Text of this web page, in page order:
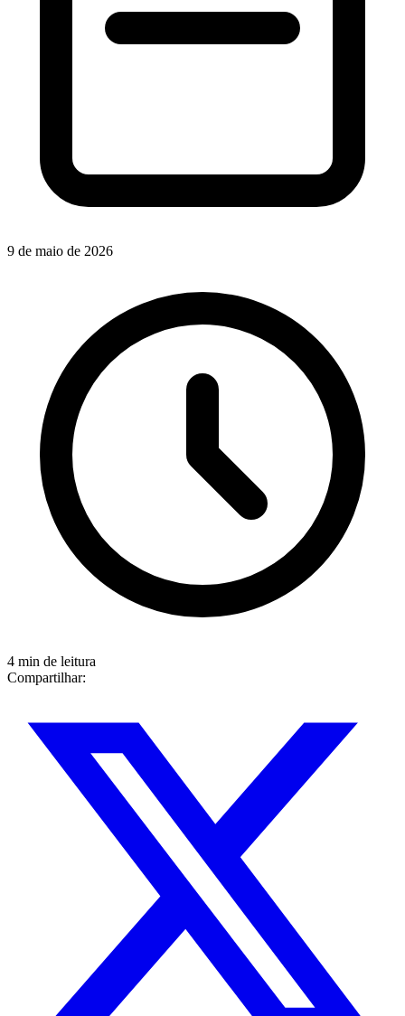
9 de maio de 2026
4 min de leitura
Compartilhar: